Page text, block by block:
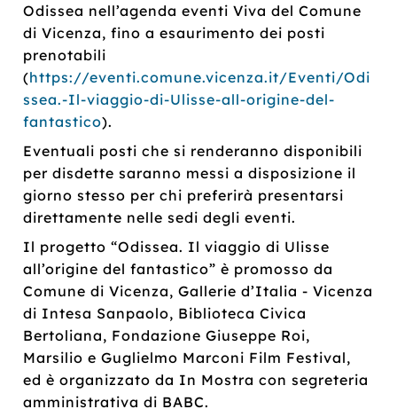
Odissea nell’agenda eventi Viva del Comune
di Vicenza, fino a esaurimento dei posti
prenotabili
(https://eventi.comune.vicenza.it/Eventi/Odi
ssea.-Il-viaggio-di-Ulisse-all-origine-del-
fantastico).
Eventuali posti che si renderanno disponibili
per disdette saranno messi a disposizione il
giorno stesso per chi preferirà presentarsi
direttamente nelle sedi degli eventi.
Il progetto “Odissea. Il viaggio di Ulisse
all’origine del fantastico” è promosso da
Comune di Vicenza, Gallerie d’Italia - Vicenza
di Intesa Sanpaolo, Biblioteca Civica
Bertoliana, Fondazione Giuseppe Roi,
Marsilio e Guglielmo Marconi Film Festival,
ed è organizzato da In Mostra con segreteria
amministrativa di BABC.